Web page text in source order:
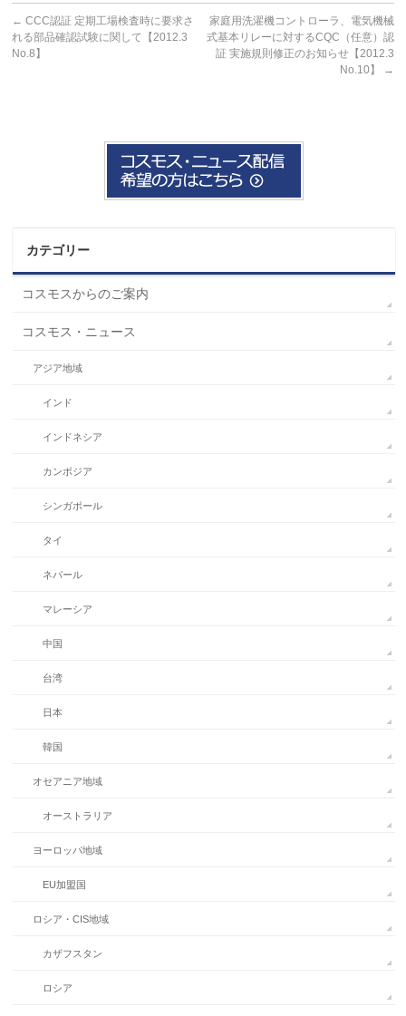
← CCC認証 定期工場検査時に要求さ
れる部品確認試験に関して【2012.3
No.8】
家庭用洗濯機コントローラ、電気機械
式基本リレーに対するCQC（任意）認
証 実施規則修正のお知らせ【2012.3
No.10】
→
カテゴリー
コスモスからのご案内
コスモス・ニュース
アジア地域
インド
インドネシア
カンボジア
シンガポール
タイ
ネパール
マレーシア
中国
台湾
日本
韓国
オセアニア地域
オーストラリア
ヨーロッパ地域
EU加盟国
ロシア・CIS地域
カザフスタン
ロシア